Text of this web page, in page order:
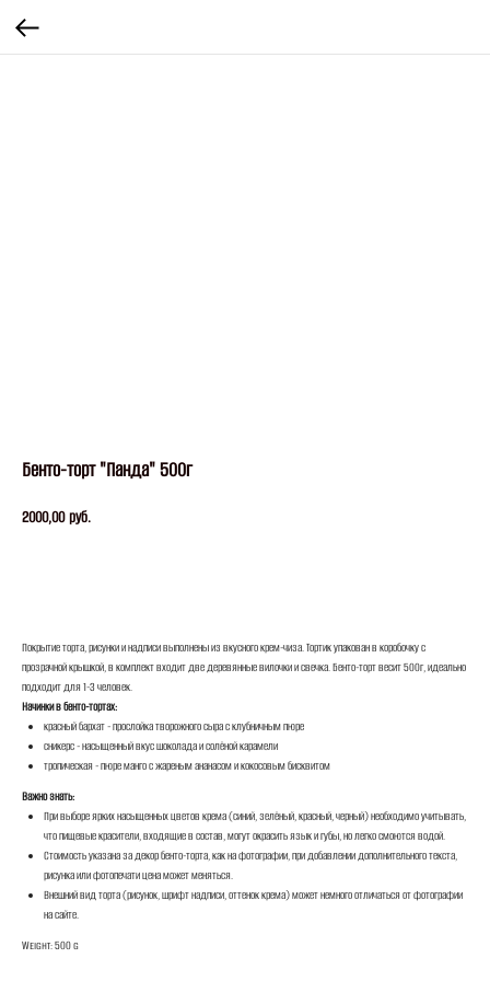
Бенто-торт "Панда" 500г
2000,00 руб.
Покрытие торта, рисунки и надписи выполнены из вкусного крем-чиза. Тортик упакован в коробочку с
прозрачной крышкой, в комплект входит две деревянные вилочки и свечка. Бенто-торт весит 500г, идеально
подходит для 1-3 человек.
Начинки в бенто-тортах:
красный бархат - прослойка творожного сыра с клубничным пюре
сникерс - насыщенный вкус шоколада и солёной карамели
тропическая - пюре манго с жареным ананасом и кокосовым бисквитом
Важно знать:
При выборе ярких насыщенных цветов крема (синий, зелёный, красный, черный) необходимо учитывать,
что пищевые красители, входящие в состав, могут окрасить язык и губы, но легко смоются водой.
Стоимость указана за декор бенто-торта, как на фотографии, при добавлении дополнительного текста,
рисунка или фотопечати цена может меняться.
Внешний вид торта (рисунок, шрифт надписи, оттенок крема) может немного отличаться от фотографии
на сайте.
Weight: 500 g